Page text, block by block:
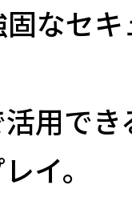
なセキ
用でき
イ。